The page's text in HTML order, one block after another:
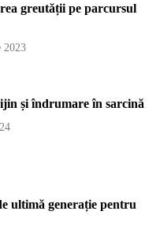
greutății pe parcursul
2023
și îndrumare în sarcină
ultimă generație pentru